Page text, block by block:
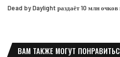
Dead by Daylight раздаёт 10 млн очков
ВАМ ТАКЖЕ МОГУТ